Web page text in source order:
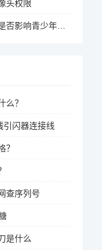
头权限
从小养成的橙光游戏，是否影响青少年的成长？
么？
引闪器连接线
？
查序列号
是什么